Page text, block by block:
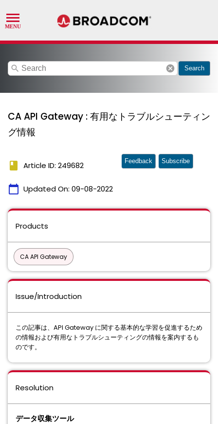
search cancel Search
CA API Gateway : 有用なトラブルシューティン
グ情報
book Article ID: 249682
calendar_today Updated On: 09-08-2022
Feedback Subscribe
Products
CA API Gateway
Issue/Introduction
この記事は、API Gateway に関する基本的な学習を促進するため
の情報および有用なトラブルシューティングの情報を案内するも
のです。
Resolution
データ収集ツール